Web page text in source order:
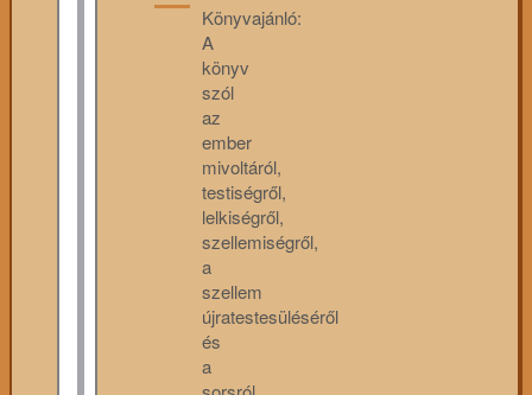
Könyvajánló:
A
könyv
szól
az
ember
mivoltáról,
testiségről,
lelkiségről,
szellemiségről,
a
szellem
újratestesüléséről
és
a